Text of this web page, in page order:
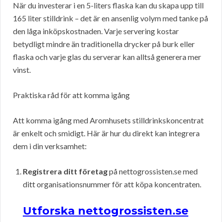
När du investerar i en 5-liters flaska kan du skapa upp till
165 liter stilldrink – det är en ansenlig volym med tanke på
den låga inköpskostnaden. Varje servering kostar
betydligt mindre än traditionella drycker på burk eller
flaska och varje glas du serverar kan alltså generera mer
vinst.
Praktiska råd för att komma igång
Att komma igång med Aromhusets stilldrinkskoncentrat
är enkelt och smidigt. Här är hur du direkt kan integrera
dem i din verksamhet:
Registrera ditt företagpå nettogrossisten.se med
ditt organisationsnummer för att köpa koncentraten.
Utforska nettogrossisten.se